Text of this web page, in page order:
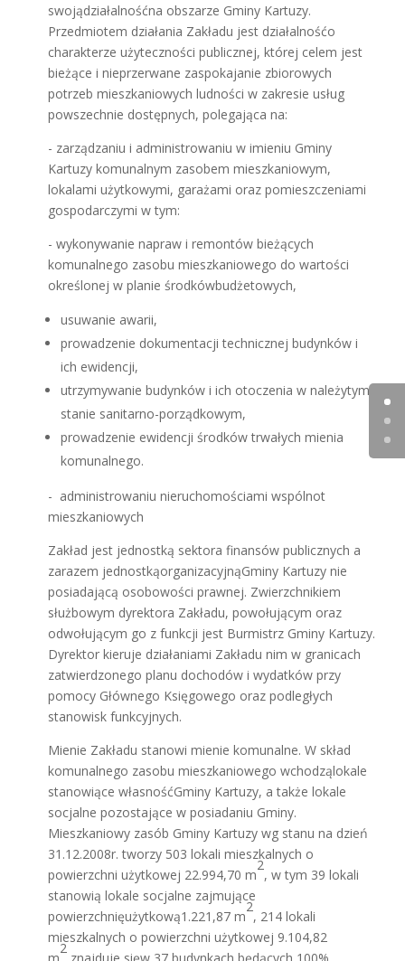
swojądziałalnośćna obszarze Gminy Kartuzy.
Przedmiotem działania Zakładu jest działalnośćo
charakterze użyteczności publicznej, której celem jest
bieżące i nieprzerwane zaspokajanie zbiorowych
potrzeb mieszkaniowych ludności w zakresie usług
powszechnie dostępnych, polegająca na:
- zarządzaniu i administrowaniu w imieniu Gminy
Kartuzy komunalnym zasobem mieszkaniowym,
lokalami użytkowymi, garażami oraz pomieszczeniami
gospodarczymi w tym:
- wykonywanie napraw i remontów bieżących
komunalnego zasobu mieszkaniowego do wartości
określonej w planie środkówbudżetowych,
usuwanie awarii,
prowadzenie dokumentacji technicznej budynków i
ich ewidencji,
utrzymywanie budynków i ich otoczenia w należytym
stanie sanitarno-porządkowym,
prowadzenie ewidencji środków trwałych mienia
komunalnego.
- administrowaniu nieruchomościami wspólnot
mieszkaniowych
Zakład jest jednostką sektora finansów publicznych a
zarazem jednostkąorganizacyjnąGminy Kartuzy nie
posiadającą osobowości prawnej. Zwierzchnikiem
służbowym dyrektora Zakładu, powołującym oraz
odwołującym go z funkcji jest Burmistrz Gminy Kartuzy.
Dyrektor kieruje działaniami Zakładu nim w granicach
zatwierdzonego planu dochodów i wydatków przy
pomocy Głównego Księgowego oraz podległych
stanowisk funkcyjnych.
Mienie Zakładu stanowi mienie komunalne. W skład
komunalnego zasobu mieszkaniowego wchodząlokale
stanowiące własnośćGminy Kartuzy, a także lokale
socjalne pozostające w posiadaniu Gminy.
Mieszkaniowy zasób Gminy Kartuzy wg stanu na dzień
31.12.2008r. tworzy 503 lokali mieszkalnych o
powierzchni użytkowej 22.994,70 m
2
, w tym 39 lokali
stanowią lokale socjalne zajmujące
powierzchnięużytkową1.221,87 m
2
, 214 lokali
mieszkalnych o powierzchni użytkowej 9.104,82
2